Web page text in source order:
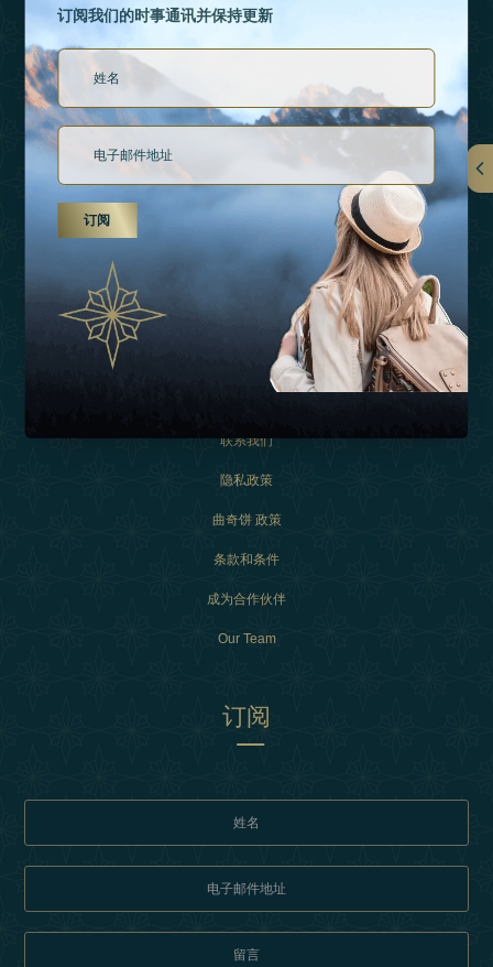
联系我们
隐私政策
曲奇饼 政策
条款和条件
成为合作伙伴
Our Team
订阅
订阅我们的时事通讯并保持更新
订阅